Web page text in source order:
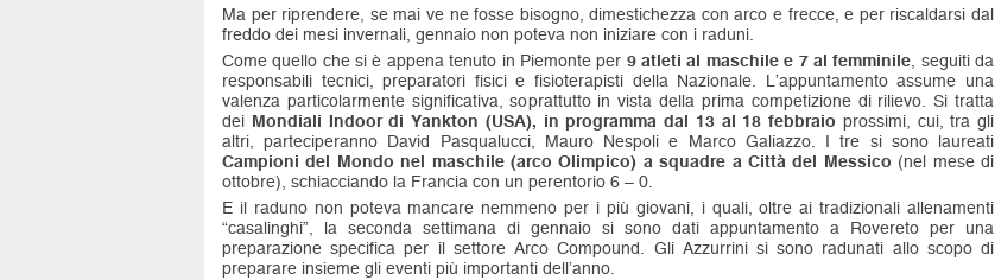
Ma per riprendere, se mai ve ne fosse bisogno, dimestichezza con arco e frecce, e per riscaldarsi dal
freddo dei mesi invernali, gennaio non poteva non iniziare con i raduni.
Come quello che si è appena tenuto in Piemonte per 9 atleti al maschile e 7 al femminile, seguiti da
responsabili tecnici, preparatori fisici e fisioterapisti della Nazionale. L’appuntamento assume una
valenza particolarmente significativa, soprattutto in vista della prima competizione di rilievo. Si tratta
dei Mondiali Indoor di Yankton (USA), in programma dal 13 al 18 febbraio prossimi, cui, tra gli
altri, parteciperanno David Pasqualucci, Mauro Nespoli e Marco Galiazzo. I tre si sono laureati
Campioni del Mondo nel maschile (arco Olimpico) a squadre a Città del Messico (nel mese di
ottobre), schiacciando la Francia con un perentorio 6 – 0.
E il raduno non poteva mancare nemmeno per i più giovani, i quali, oltre ai tradizionali allenamenti
“casalinghi”, la seconda settimana di gennaio si sono dati appuntamento a Rovereto per una
preparazione specifica per il settore Arco Compound. Gli Azzurrini si sono radunati allo scopo di
preparare insieme gli eventi più importanti dell’anno.